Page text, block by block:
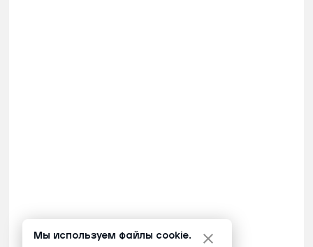
Мы используем файлы cookie.